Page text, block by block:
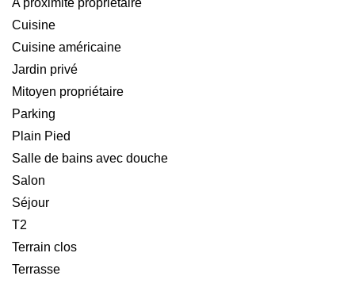
A proximité propriétaire
Cuisine
Cuisine américaine
Jardin privé
Mitoyen propriétaire
Parking
Plain Pied
Salle de bains avec douche
Salon
Séjour
T2
Terrain clos
Terrasse